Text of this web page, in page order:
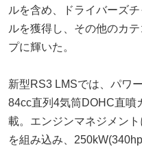
ルを含め、ドライバーズ
ルを獲得し、その他のカ
プに輝いた。
新型RS3 LMSでは、パワ
84cc直列4気筒DOHC直噴
載。エンジンマネジメン
を組み込み、